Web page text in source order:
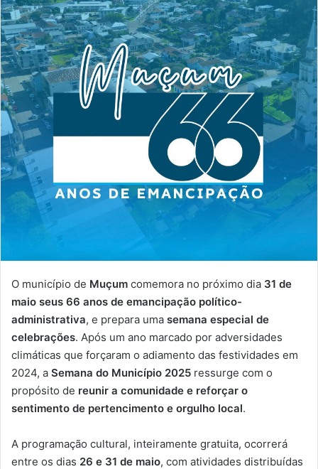
O município de Muçum comemora no próximo dia 31 de
maio seus 66 anos de emancipação político-
administrativa, e prepara uma semana especial de
celebrações. Após um ano marcado por adversidades
climáticas que forçaram o adiamento das festividades em
2024, a Semana do Município 2025 ressurge com o
propósito de reunir a comunidade e reforçar o
sentimento de pertencimento e orgulho local.
A programação cultural, inteiramente gratuita, ocorrerá
entre os dias 26 e 31 de maio, com atividades distribuídas